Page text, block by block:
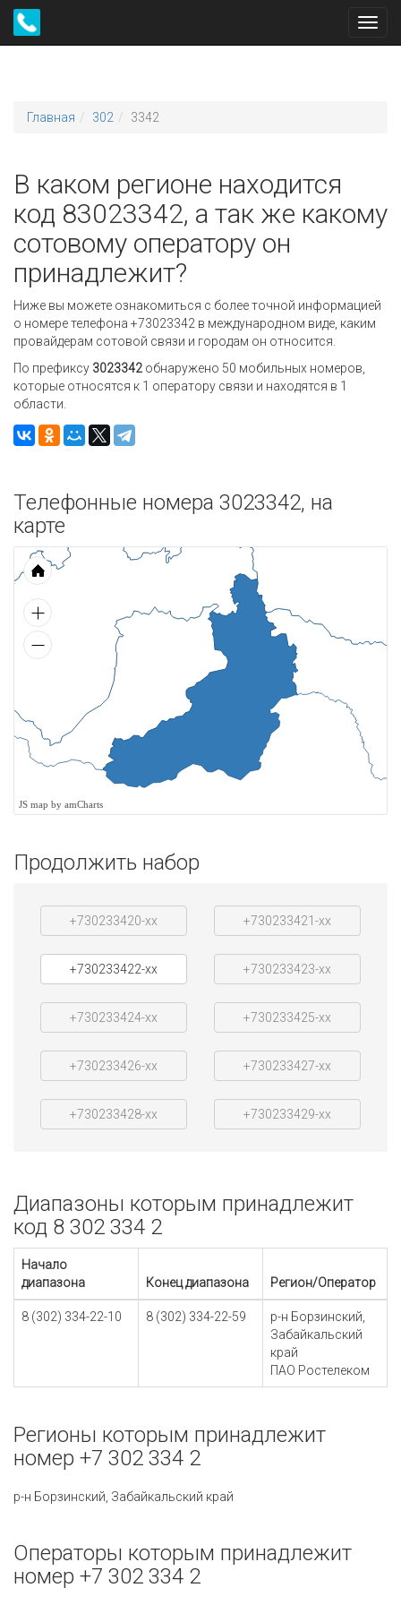
Главная 302 3342
В каком регионе находится
код 83023342, а так же какому
сотовому оператору он
принадлежит?
Ниже вы можете ознакомиться с более точной информацией
о номере телефона +73023342 в международном виде, каким
провайдерам сотовой связи и городам он относится.
По префиксу 3023342 обнаружено 50 мобильных номеров,
которые относятся к 1 оператору связи и находятся в 1
области.
Телефонные номера 3023342, на
карте
JS map by amCharts
Продолжить набор
+730233420-xx +730233421-xx
+730233422-xx +730233423-xx
+730233424-xx +730233425-xx
+730233426-xx +730233427-xx
+730233428-xx +730233429-xx
Диапазоны которым принадлежит
код 8 302 334 2
Начало
диапазона
Конец диапазона Регион/Оператор
8 (302) 334-22-10 8 (302) 334-22-59
р-н Борзинский,
Забайкальский
край
ПАО Ростелеком
Регионы которым принадлежит
номер +7 302 334 2
р-н Борзинский, Забайкальский край
Операторы которым принадлежит
номер +7 302 334 2